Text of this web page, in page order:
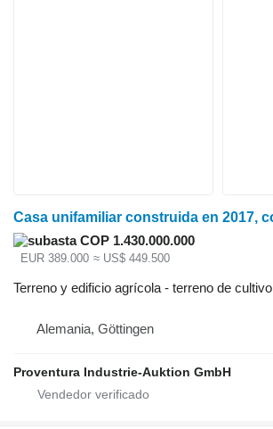
COP 1.430.000.000
EUR 389.000 ≈ US$ 449.500
Terreno y edificio agrícola - terreno de cultivo
Alemania, Göttingen
Proventura Industrie-Auktion GmbH